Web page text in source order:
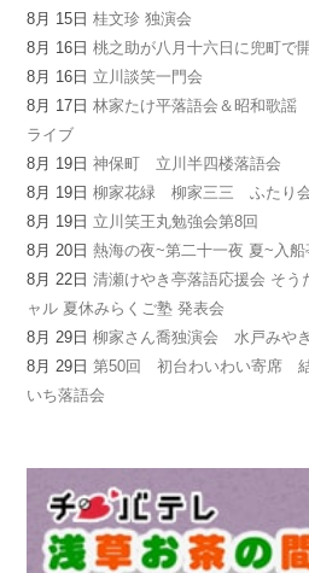
8月 15日桂文珍 独演会
8月 16日桃之助が八月十六日に兜町で
8月 16日 立川談笑一門会
8月 17日林家たけ平落語会＆昭和歌
ライブ
8月 19日神保町 立川半四楼落語会
8月 19日柳家花緑 柳家三三 ふたり
8月 19日 立川笑王丸勉強会第8回
8月 20日熱海の夜~第二十一夜 夏~入
8月 22日清瀬けやき亭落語応援会 そ
ャル 夏休みらくご塾 発表会
8月 29日柳家さん喬独演会 水戸みや
8月 29日第50回 初台わいわい寄席
いち落語会